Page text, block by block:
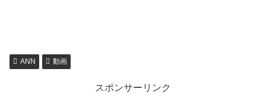
ANN 動画
スポンサーリンク